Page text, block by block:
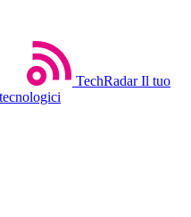
TechRadar Il tuo